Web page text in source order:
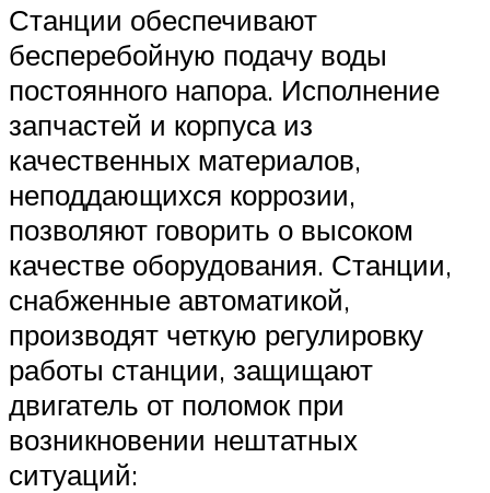
Станции обеспечивают
бесперебойную подачу воды
постоянного напора. Исполнение
запчастей и корпуса из
качественных материалов,
неподдающихся коррозии,
позволяют говорить о высоком
качестве оборудования. Станции,
снабженные автоматикой,
производят четкую регулировку
работы станции, защищают
двигатель от поломок при
возникновении нештатных
ситуаций: